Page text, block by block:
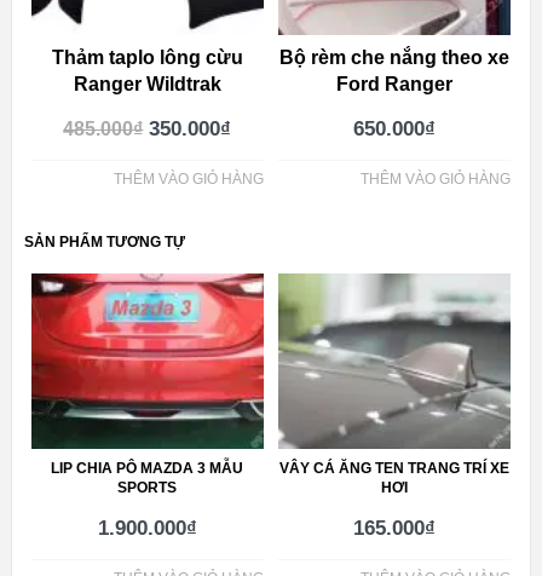
Thảm taplo lông cừu
Ranger Wildtrak
485.000₫ 350.000₫
THÊM VÀO GIỎ HÀNG
Bộ rèm che nắng theo xe
Ford Ranger
650.000₫
THÊM VÀO GIỎ HÀNG
SẢN PHẨM TƯƠNG TỰ
LIP CHIA PÔ MAZDA 3 MẪU
SPORTS
1.900.000₫
VÂY CÁ ĂNG TEN TRANG TRÍ XE
HƠI
165.000₫